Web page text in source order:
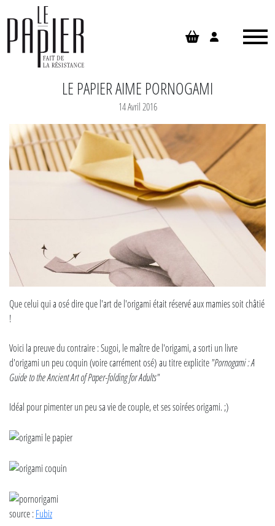
LE PAPIER AIME PORNOGAMI
14 Avril 2016
Que celui qui a osé dire que l'art de l'origami était réservé aux mamies soit châtié
!
Voici la preuve du contraire : Sugoi, le maître de l'origami, a sorti un livre
d'origami un peu coquin (voire carrément osé)au titre explicite"Pornogami : A
Guide to the Ancient Art of Paper-folding for Adults"
Idéal pour pimenter un peu sa vie de couple, et ses soirées origami. ;)
source :Fubiz
Panneau de gestion des cookies